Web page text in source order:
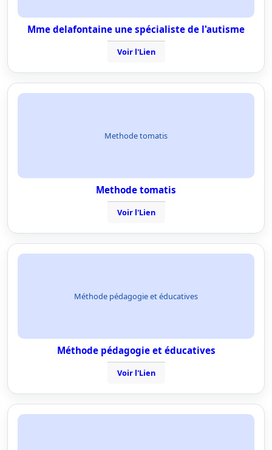
Mme delafontaine une spécialiste de l'autisme
Voir l'Lien
Methode tomatis
Methode tomatis
Voir l'Lien
Méthode pédagogie et éducatives
Méthode pédagogie et éducatives
Voir l'Lien